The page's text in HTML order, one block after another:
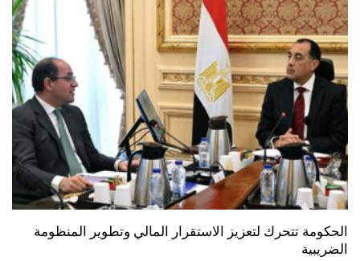
الحكومة تتحرك لتعزيز الاستقرار المالي وتطوير المنظومة
الضريبية